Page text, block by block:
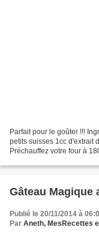
Parfait pour le goûter !!!
petits suisses 1cc d'extrait
Préchauffez votre four à
Gâteau Magique
Publié le 20/11/2014 à
Par Aneth, MesRecettes